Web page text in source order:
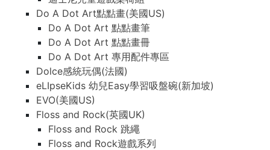
Do A Dot Art點點畫(美國US)
Do A Dot Art 點點畫筆
Do A Dot Art 點點畫冊
Do A Dot Art 專用配件專區
Dolce感統玩偶(法國)
eLIpseKids 幼兒Easy學習吸盤碗(新加坡)
EVO(美國US)
Floss and Rock(英國UK)
Floss and Rock 跳繩
Floss and Rock遊戲系列